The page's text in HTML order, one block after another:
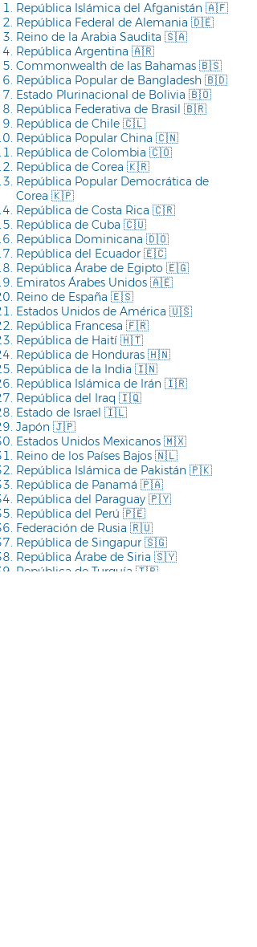
República Islámica del Afganistán 🇦🇫
República Federal de Alemania 🇩🇪
Reino de la Arabia Saudita 🇸🇦
República Argentina 🇦🇷
Commonwealth de las Bahamas 🇧🇸
República Popular de Bangladesh 🇧🇩
Estado Plurinacional de Bolivia 🇧🇴
República Federativa de Brasil 🇧🇷
República de Chile 🇨🇱
República Popular China 🇨🇳
República de Colombia 🇨🇴
República de Corea 🇰🇷
República Popular Democrática de
Corea 🇰🇵
República de Costa Rica 🇨🇷
República de Cuba 🇨🇺
República Dominicana 🇩🇴
República del Ecuador 🇪🇨
República Árabe de Egipto 🇪🇬
Emiratos Árabes Unidos 🇦🇪
Reino de España 🇪🇸
Estados Unidos de América 🇺🇸
República Francesa 🇫🇷
República de Haití 🇭🇹
República de Honduras 🇭🇳
República de la India 🇮🇳
República Islámica de Irán 🇮🇷
República del Iraq 🇮🇶
Estado de Israel 🇮🇱
Japón 🇯🇵
Estados Unidos Mexicanos 🇲🇽
Reino de los Países Bajos 🇳🇱
República Islámica de Pakistán 🇵🇰
República de Panamá 🇵🇦
República del Paraguay 🇵🇾
República del Perú 🇵🇪
Federación de Rusia 🇷🇺
República de Singapur 🇸🇬
República Árabe de Siria 🇸🇾
República de Turquía 🇹🇷